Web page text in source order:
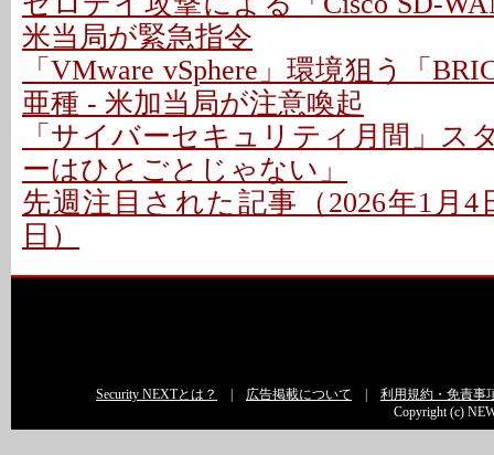
米当局が緊急指令
「VMware vSphere」環境狙う「
亜種 - 米加当局が注意喚起
「サイバーセキュリティ月間」ス
ーはひとごとじゃない」
先週注目された記事（2026年1月4
日）
Security NEXTとは？ 広告掲載について
利用規約・免責事
Copyright (c)